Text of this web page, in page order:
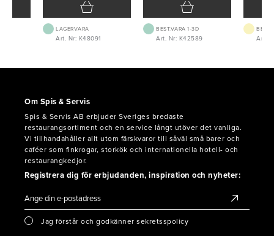
LAGERVARA
Art. Nr: K48091
BEST.VARA 1-3D
Art. Nr: K42589 Art.
Om Spis & Servis
Spis & Servis AB erbjuder Sveriges bredaste
restaurangsortiment och en service långt utöver det vanliga.
Vi tillhandahåller allt utom färskvaror till såväl små barer och
caféer som finkrogar, storkök och internationella hotell- och
restaurangkedjor.
Registrera dig för erbjudanden, inspiration och nyheter:
Jag förstår och godkänner sekretsspolicy